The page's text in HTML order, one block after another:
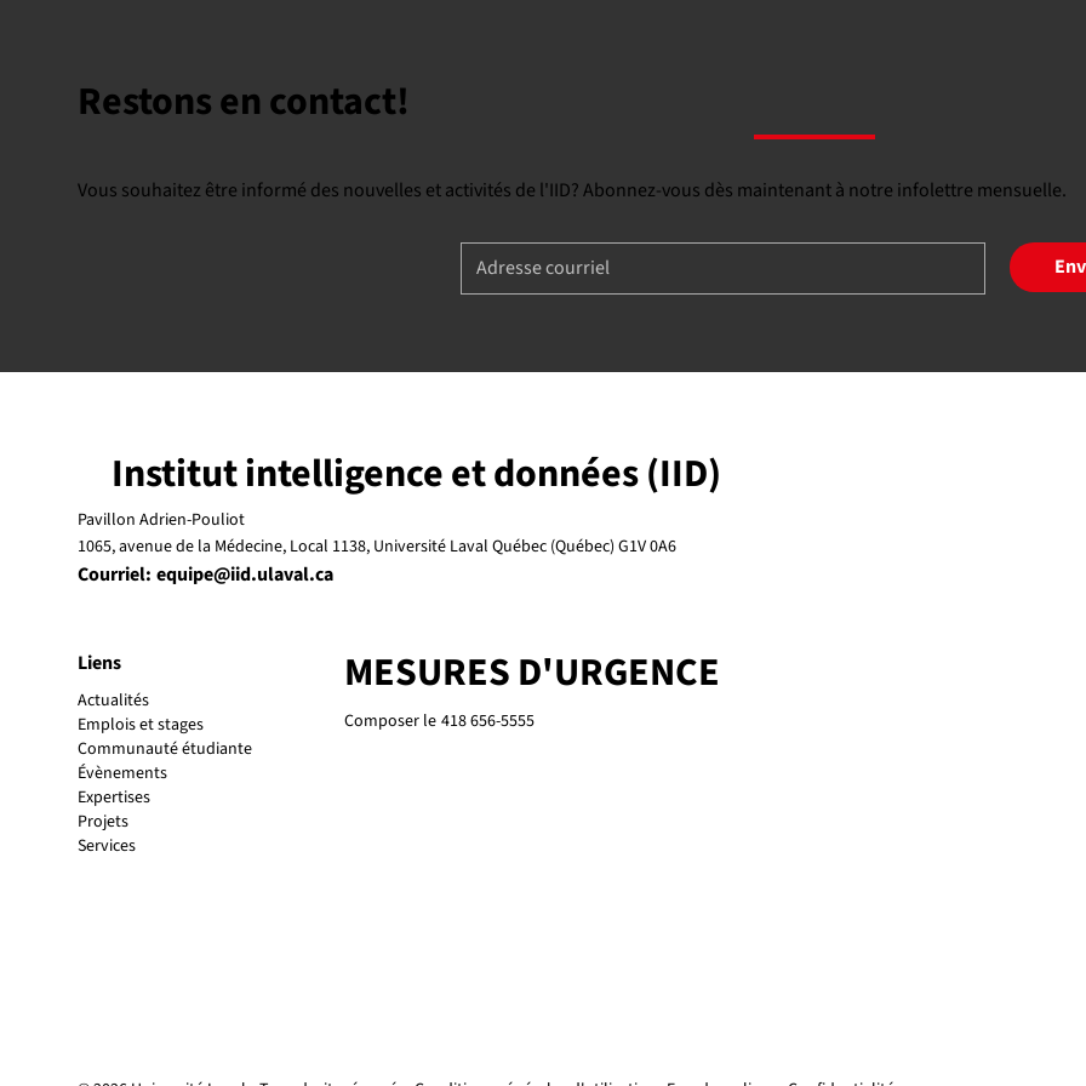
Restons en contact!
Vous souhaitez être informé des nouvelles et activités de l'IID? Abonnez-vous dès maintenant à notre infolettre mensuelle.
Liens
Actualités
Emplois et stages
Communauté étudiante
Évènements
Expertises
Projets
Services
MESURES D'URGENCE
Composer le 418 656-5555
Institut intelligence et données (IID)
Pavillon Adrien-Pouliot
1065, avenue de la Médecine, Local 1138, Université Laval Québec (Québec) G1V 0A6
Courriel: equipe@iid.ulaval.ca